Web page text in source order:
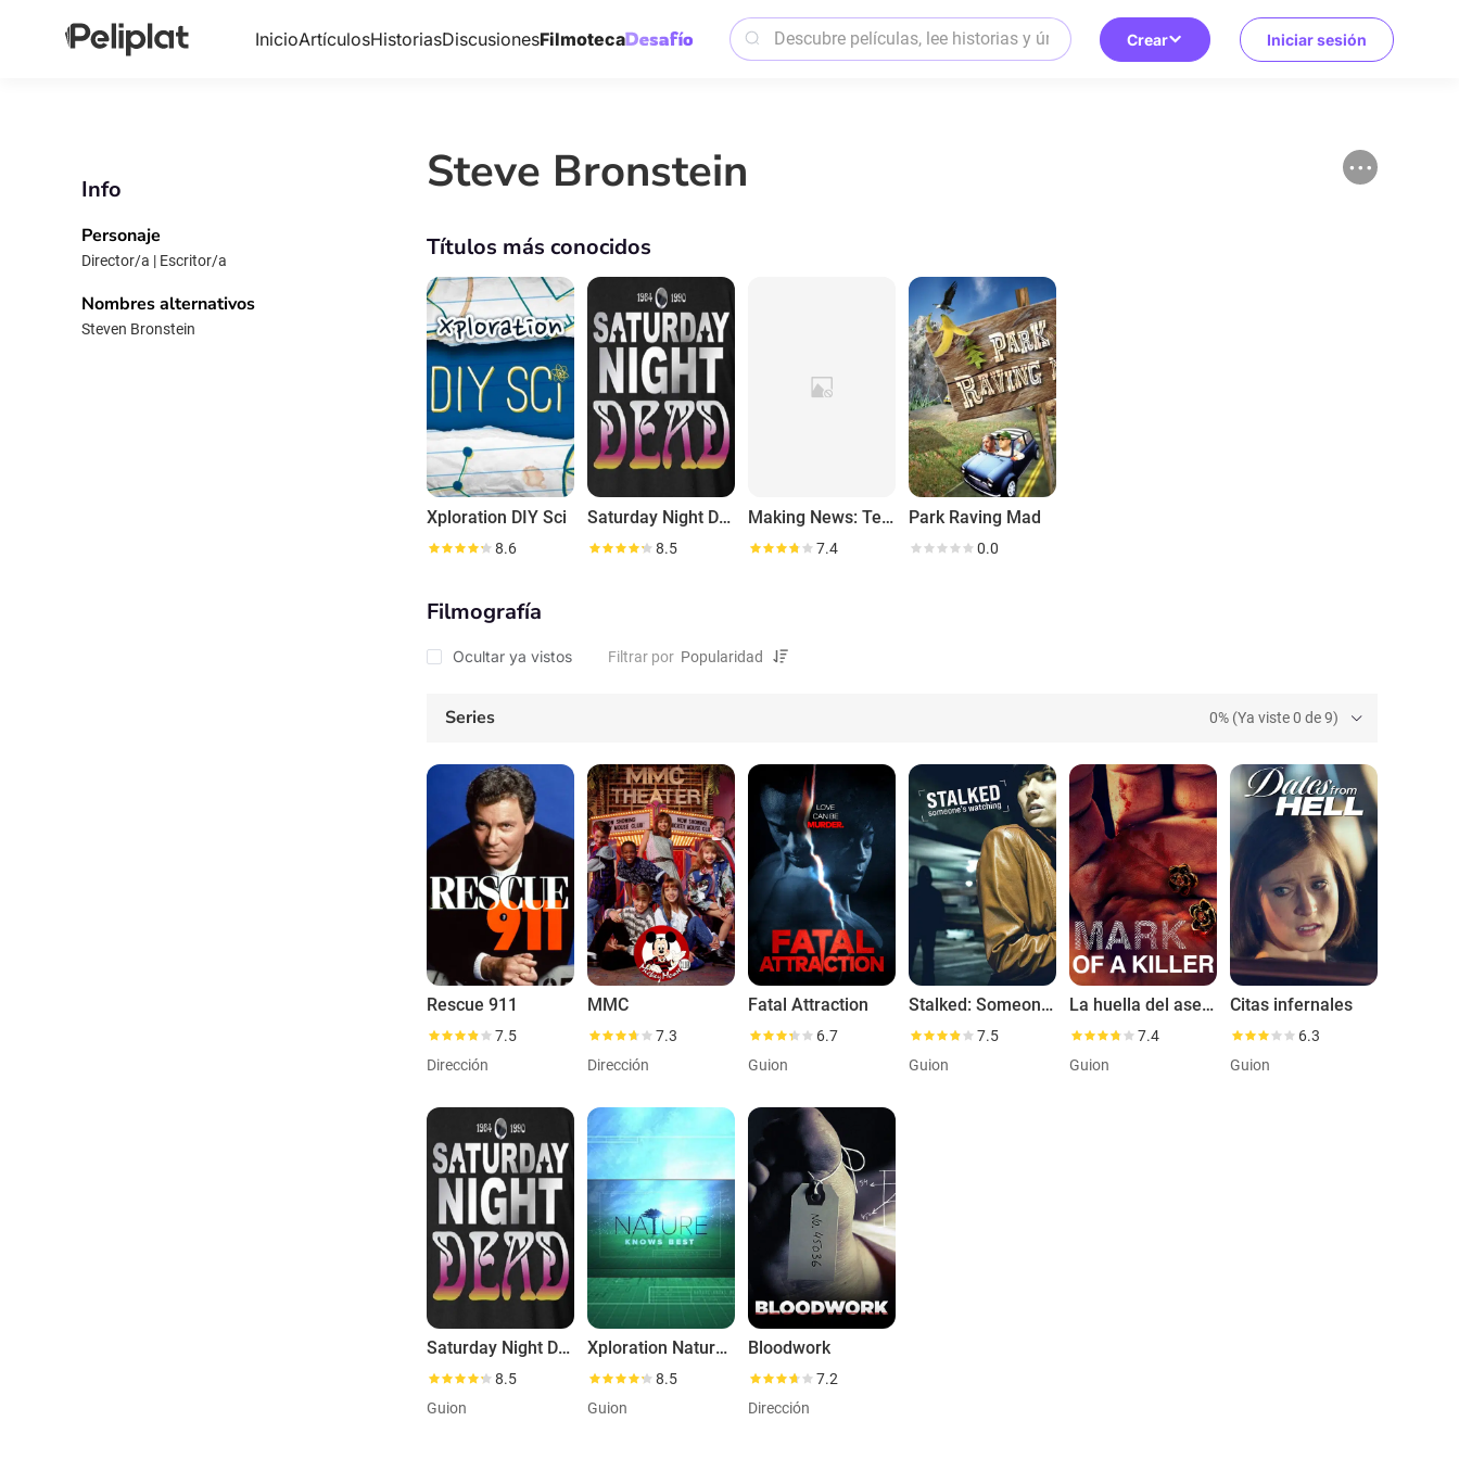
InicioArtículosHistoriasDiscusionesFilmoteca Crear Iniciar sesión
Info
Personaje
Director/a | Escritor/a
Nombres alternativos
Steven Bronstein
Steve Bronstein
Títulos más conocidos
Xploration DIY Sci
8.6
Saturday Night Dead
8.5
Making News: Texas Style
7.4
Park Raving Mad
0.0
Filmografía
Ocultar ya vistos Filtrar por
Series 0% (Ya viste 0 de 9)
Rescue 911
7.5
Dirección
MMC
7.3
Dirección
Fatal Attraction
6.7
Guion
Stalked: Someone's Watching
7.5
Guion
La huella del asesino
7.4
Guion
Citas infernales
6.3
Guion
Saturday Night Dead
8.5
Guion
Xploration Nature Knows Best
8.5
Guion
Bloodwork
7.2
Dirección